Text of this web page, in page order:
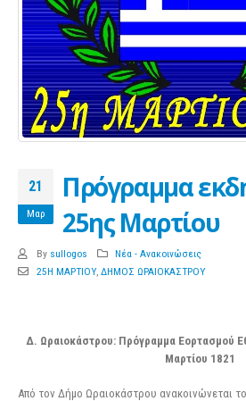
21
Μαρ
Πρόγραμμα
25ης Μαρτίου
By sullogos
Νέα - Ανακοινώσεις
25Η ΜΑΡΤΙΟΥ, ΔΗΜΟΣ ΩΡΑΙΟΚΑΣΤΡΟΥ
Δ. Ωραιοκάστρου: Πρόγραμμα Εορτασμού
Μαρτίου 1821
Από τον Δήμο Ωραιοκάστρου ανακοινώνεται